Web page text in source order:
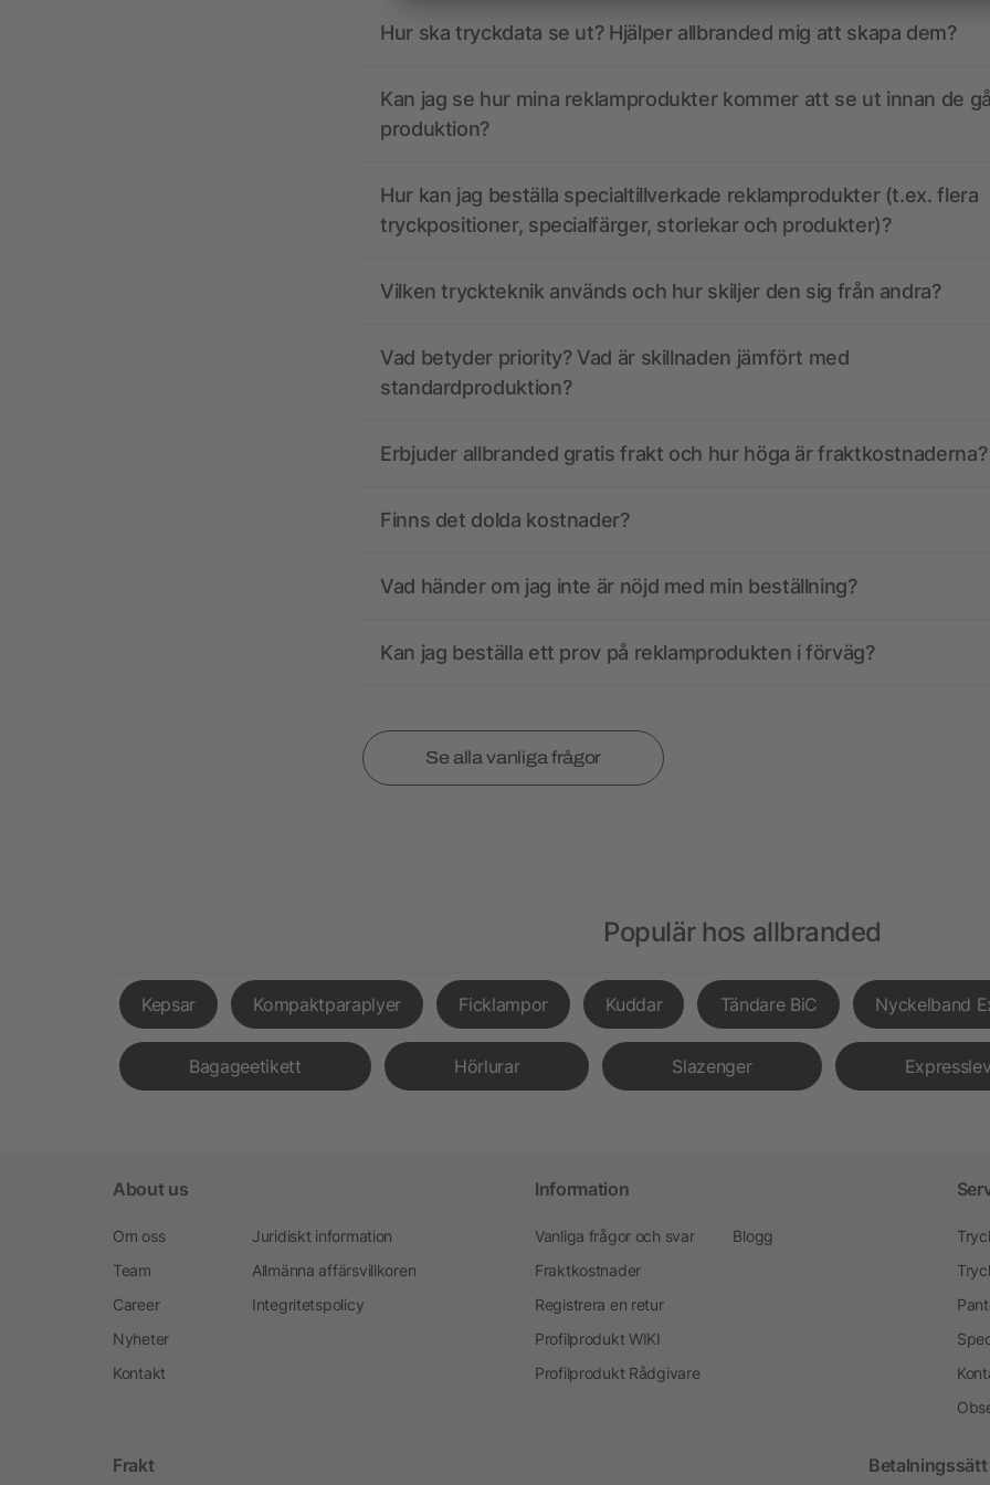
Hur ska tryckdata se ut? Hjälper allbranded mig att skapa dem?
Kan jag se hur mina reklamprodukter kommer att se ut innan de
produktion?
Hur kan jag beställa specialtillverkade reklamprodukter (t.ex. flera
tryckpositioner, specialfärger, storlekar och produkter)?
Vilken tryckteknik används och hur skiljer den sig från andra?
Vad betyder priority? Vad är skillnaden jämfört med
standardproduktion?
Erbjuder allbranded gratis frakt och hur höga är fraktkostnaderna?
Finns det dolda kostnader?
Vad händer om jag inte är nöjd med min beställning?
Kan jag beställa ett prov på reklamprodukten i förväg?
Se alla vanliga frågor
Populär hos allbranded
Kepsar Kompaktparaplyer Ficklampor Kuddar Tändare BiC Nyckelband
Bagageetikett Hörlurar Slazenger
About us
Om oss
Team
Career
Nyheter
Kontakt
Juridiskt information
Allmänna affärsvillkoren
Integritetspolicy
Information
Vanliga frågor och svar
Fraktkostnader
Registrera en retur
Profilprodukt WIKI
Profilprodukt Rådgivare
Blogg
Frakt Betalningssätt